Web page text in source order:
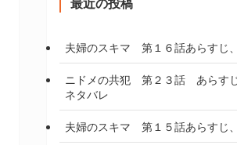
夫婦のスキマ 第１６話あらすじ
ニドメの共犯 第２３話 あらすじ
ネタバレ
夫婦のスキマ 第１５話あらすじ